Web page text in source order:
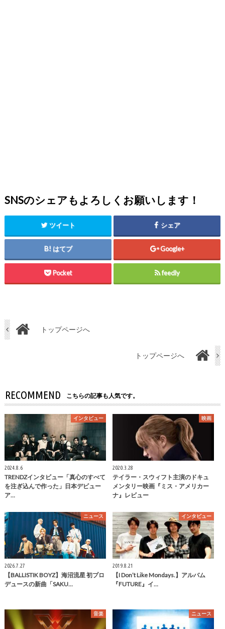
SNSのシェアもよろしくお願いします！
ツイート シェア
はてブ Google+
Pocket feedly
トップページへ
トップページへ
RECOMMEND こちらの記事も人気です。
インタビュー
2024.8.6
TRENDZインタビュー「真心のすべて
を注ぎ込んで作った」日本デビュー
ア…
映画
2020.3.28
テイラー・スウィフト主演のドキュ
メンタリー映画『ミス・アメリカー
ナ』レビュー
ニュース
2026.7.27
【BALLISTIK BOYZ】海沼流星 初プロ
デュースの新曲「SAKU…
インタビュー
2019.8.21
【I Don’t Like Mondays.】アルバム
『FUTURE』イ…
音楽 ニュース